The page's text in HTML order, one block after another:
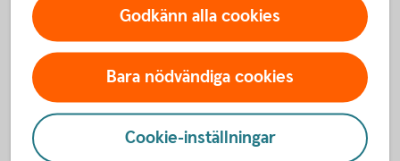
uppdaterad version av operativsystemet i din mobil
eller surfplatta.
Uppdateraoperativsystem
Godkänn alla cookies
Bara nödvändiga cookies
Cookie-inställningar